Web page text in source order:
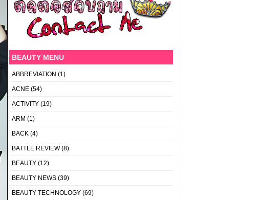
BEAUTY MENU
ABBREVIATION (1)
ACNE (54)
ACTIVITY (19)
ARM (1)
BACK (4)
BATTLE REVIEW(8)
BEAUTY (12)
BEAUTY NEWS (39)
BEAUTY TECHNOLOGY (69)